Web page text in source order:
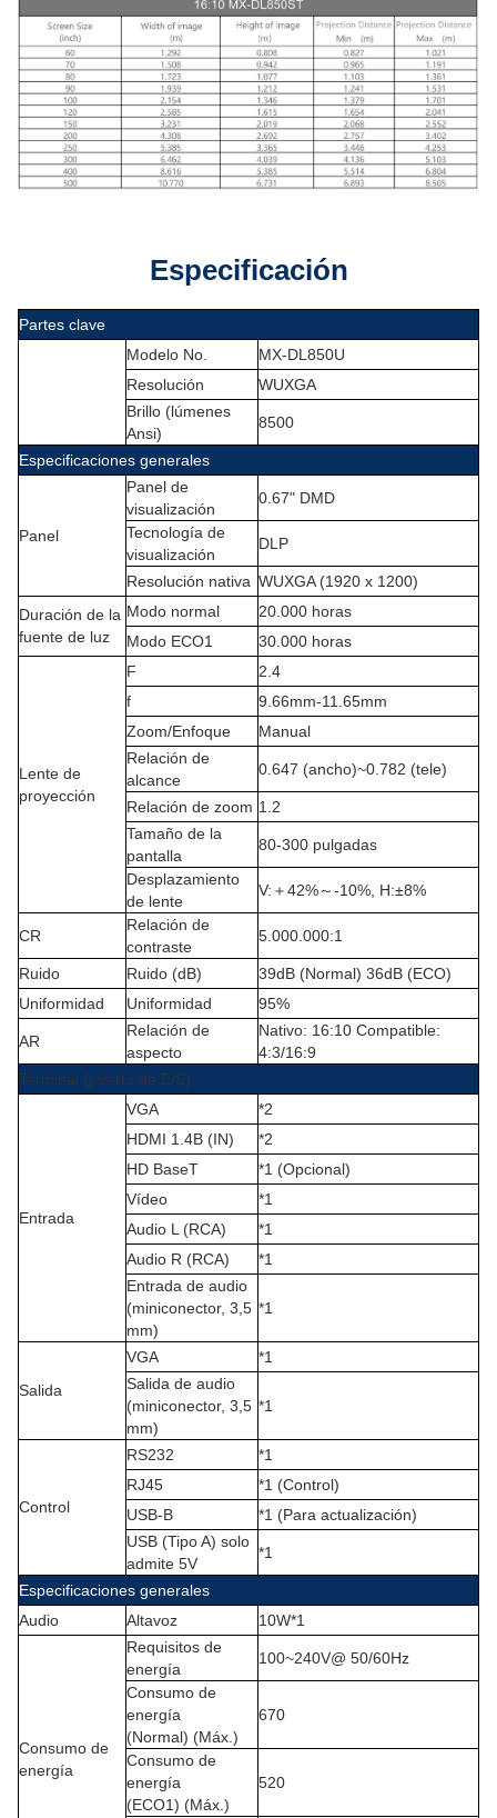
Especificación
Partes clave
Modelo No.
MX-DL850U
Resolución
WUXGA
Brillo (lúmenes
Ansi)
8500
Especificaciones generales
Panel
Panel de
visualización
0.67" DMD
Tecnología de
visualización
DLP
Resolución nativa WUXGA (1920 x 1200)
Duración de la
fuente de luz
Modo normal
20.000 horas
Modo ECO1
30.000 horas
Lente de
proyección
F
2.4
f
9.66mm-11.65mm
Zoom/Enfoque
Manual
Relación de
alcance
0.647 (ancho)~0.782 (tele)
Relación de zoom 1.2
Tamaño de la
pantalla
80-300 pulgadas
Desplazamiento
de lente
V: ＋42%～-10% H:±8%
CR
Relación de
contraste
5.000.000:1
Ruido Ruido (dB) 39dB (Normal) 36dB (ECO)
Uniformidad
Uniformidad 95%
AR
Relación de
aspecto
Nativo: 16:10 Compatible:
4:3/16:9
Terminal (puerto de E/S)
Entrada
VGA
*2
HDMI 1.4B (IN)
*2
HD BaseT
*1 (Opcional)
Vídeo
*1
Audio L (RCA)
*1
Audio R (RCA)
*1
Entrada de audio
(miniconector, 3,5
mm)
*1
Salida
VGA
*1
Salida de audio
(miniconector, 3,5
mm)
*1
Control
RS232
*1
RJ45
*1 (Control)
USB-B
*1 (Para actualización)
USB (Tipo A) solo
admite 5V
*1
Especificaciones generales
Audio
Altavoz 10W*1
Consumo de
energía
Requisitos de
energía
100~240V@ 50/60Hz
Consumo de
energía
(Normal) (Máx.)
670
Consumo de
energía
(ECO1) (Máx.)
520